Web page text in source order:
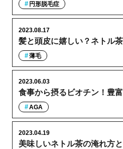
円形脱毛症
髪と頭皮に嬉しい？ネトル
2023.08.17
薄毛
食事から摂るビオチン！豊
2023.06.03
AGA
美味しいネトル茶の淹れ方
2023.04.19